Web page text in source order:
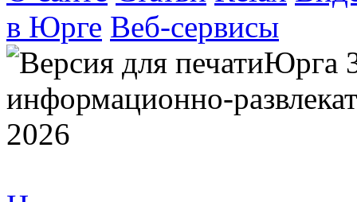
в Юрге Веб-сервисы
Юрга
информационно-
2026